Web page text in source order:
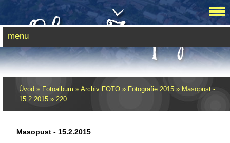
Úvod » Fotoalbum » Archiv FOTO » Fotografie 2015 » Masopust -
15.2.2015 » 220
Masopust - 15.2.2015
menu